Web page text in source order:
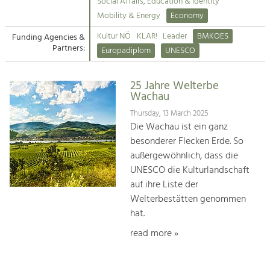
Suche
Impressum
Kontakt
Tourism
Offer Development and Positioning
Art & Culture
Crafts, Science and Research.
Social Affairs, Education
& Identity
Equality, Youth and Integration.
Climate Change, Public Transport and
Mobility & Energy
Economy
Funding Agencies &
Partners:
Kultur NÖ KLAR! Leader
BMKOES
Europadiplom
UNESCO
25 Jahre Welterbe
Wachau
Thursday, 13 March 2025
Die Wachau ist ein ganz
besonderer Flecken Erde. So
außergewöhnlich, dass die
UNESCO die Kulturlandschaft
auf ihre Liste der
Welterbestätten genommen
hat.
read more »